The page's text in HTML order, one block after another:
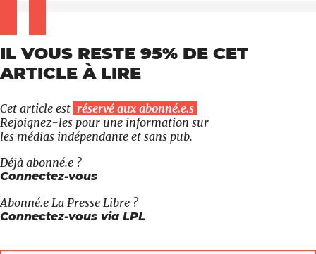
IL VOUS RESTE 95% DE CET
ARTICLE À LIRE
Cet article est réservé aux abonné.e.s
Rejoignez-les pour une information sur
les médias indépendante et sans pub.
Déjà abonné.e ?
Connectez-vous
Abonné.e La Presse Libre ?
Connectez-vous via LPL